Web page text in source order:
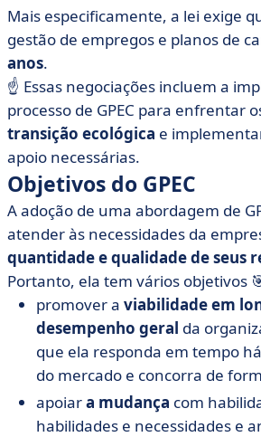
Mais especificamente, a lei exige
gestão de empregos e planos de
anos.
☝️ Essas negociações incluem a
processo de GPEC para enfrentar
transição ecológica e
apoio necessárias.
Objetivos do GPEC
A adoção de uma abordagem de
atender às necessidades da
quantidade e qualidade de seus
Portanto, ela tem vários objetivos
promover a viabilidade em
desempenho geral da
que ela responda em tempo
do mercado e concorra de
apoiara mudança com
habilidades e necessidades e